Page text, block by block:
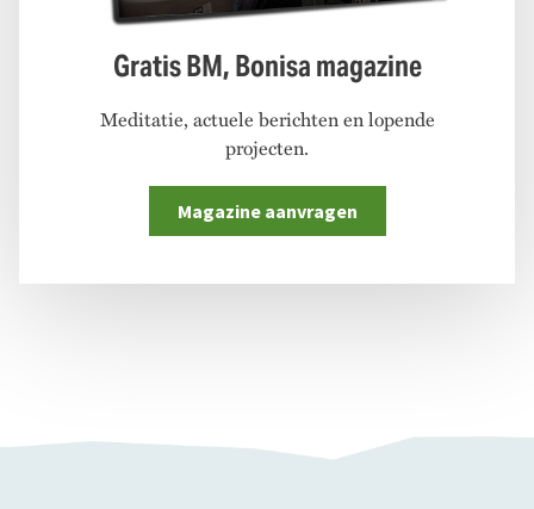
Gratis BM, Bonisa magazine
Meditatie, actuele berichten en lopende
projecten.
Magazine aanvragen